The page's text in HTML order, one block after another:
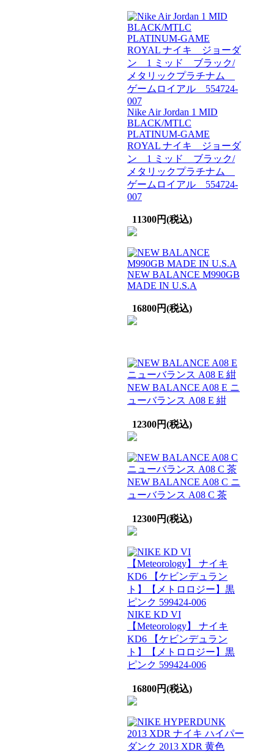
Nike Air Jordan 1 MID
BLACK/MTLC
PLATINUM-GAME
ROYAL ナイキ ジョーダ
ン 1 ミッド ブラック/
メタリックプラチナム
ゲームロイアル 554724-
007
11300円(税込)
NEW BALANCE M990GB
MADE IN U.S.A
16800円(税込)
NEW BALANCE A08 E ニ
ューバランス A08 E 紺
12300円(税込)
NEW BALANCE A08 C ニ
ューバランス A08 C 茶
12300円(税込)
NIKE KD VI
【Meteorology】 ナイキ
KD6 【ケビンデュラン
ト】【メトロロジー】黒
ピンク 599424-006
16800円(税込)